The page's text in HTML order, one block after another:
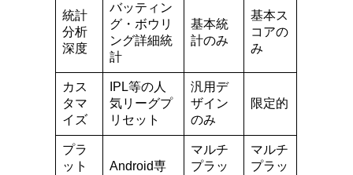
統計
分析
深度
バッティン
グ・ボウリ
ング詳細統
計
基本統
計のみ
基本ス
コアの
み
カス
タマ
イズ
IPL等の人
気リーグプ
リセット
汎用デ
ザイン
のみ
限定的
プラ
ット
Android専
マルチ
プラッ
マルチ
プラッ